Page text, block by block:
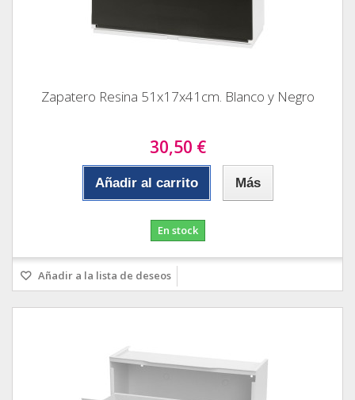
Zapatero Resina 51x17x41cm. Blanco y Negro
30,50 €
Añadir al carrito Más
En stock
Añadir a la lista de deseos